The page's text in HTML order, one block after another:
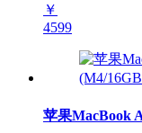
￥
4599
苹果MacBook